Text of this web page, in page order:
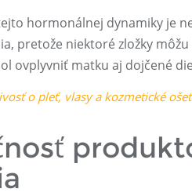
hormonálnej dynamiky je
pretože niektoré zložky
ovplyvniť matku aj dojčené
o pleť, vlasy a kozmetické